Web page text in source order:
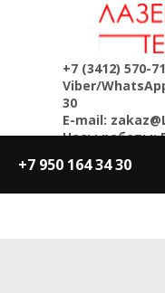
+7 (3412) 570-
Viber/
30
E-mail:
Часы работы:
+7 950 164 34 30